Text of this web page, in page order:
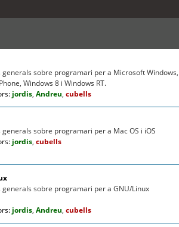
generals sobre programari per a Microsoft Windows,
Windows 8 i Windows RT.
jordis,Andreu,cubells
generals sobre programari per a Mac OS i iOS
jordis,cubells
generals sobre programari per a GNU/Linux
jordis,Andreu,cubells